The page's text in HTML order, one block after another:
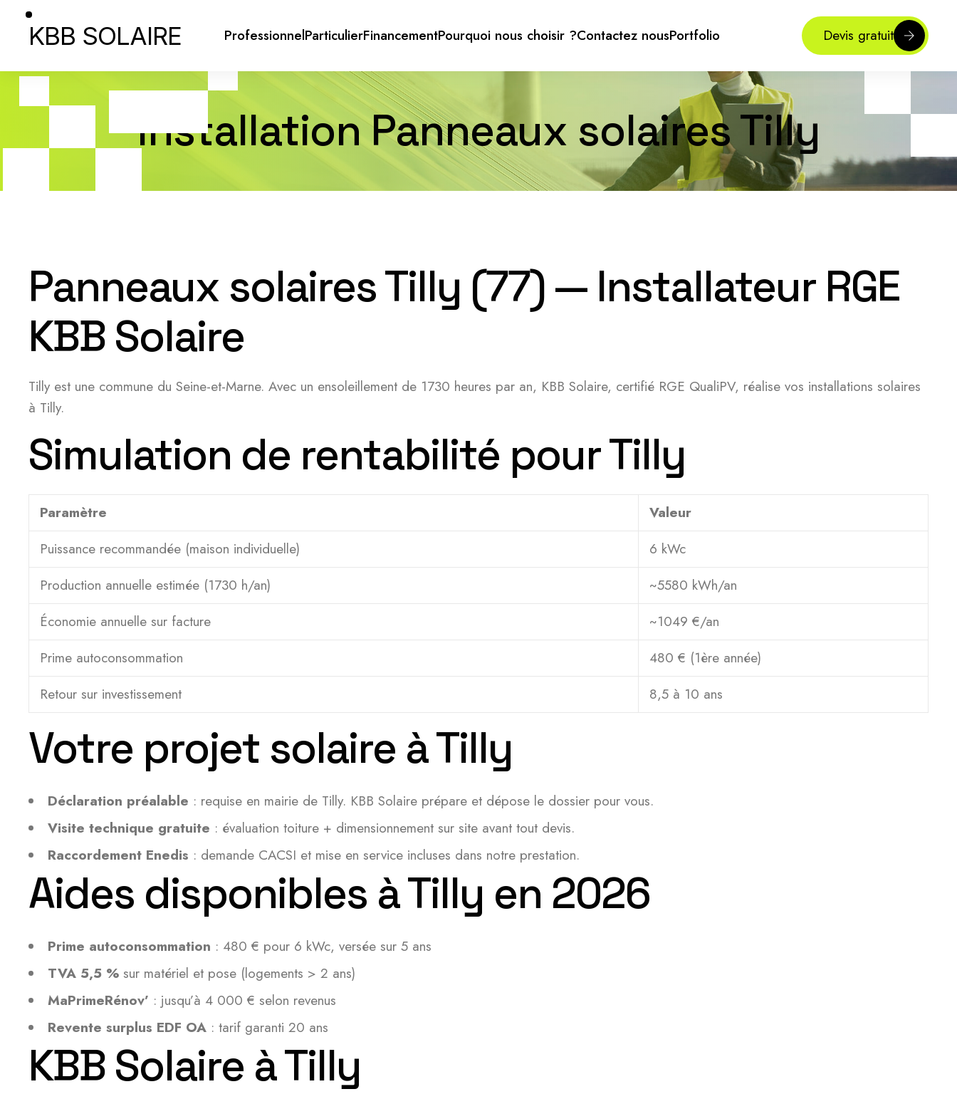
KBB SOLAIRE ProfessionnelParticulierFinancementPourquoi nous choisir ?Contactez nousPortfolio Devis gratuit
Installation Panneaux solaires Tilly
Panneaux solaires Tilly (77) — Installateur RGE
KBB Solaire
Tilly est une commune du Seine-et-Marne. Avec un ensoleillement de 1730 heures par an, KBB Solaire, certifié RGE QualiPV, réalise vos installations solaires
à Tilly.
Simulation de rentabilité pour Tilly
Paramètre
Valeur
Puissance recommandée (maison individuelle)
6 kWc
Production annuelle estimée (1730 h/an)
~5580 kWh/an
Économie annuelle sur facture
~1049 €/an
Prime autoconsommation
480 € (1ère année)
Retour sur investissement
8,5 à 10 ans
Votre projet solaire à Tilly
Déclaration préalable : requise en mairie de Tilly. KBB Solaire prépare et dépose le dossier pour vous.
Visite technique gratuite : évaluation toiture + dimensionnement sur site avant tout devis.
Raccordement Enedis : demande CACSI et mise en service incluses dans notre prestation.
Aides disponibles à Tilly en 2026
Prime autoconsommation : 480 € pour 6 kWc, versée sur 5 ans
TVA 5,5 % sur matériel et pose (logements > 2 ans)
MaPrimeRénov’ : jusqu’à 4 000 € selon revenus
Revente surplus EDF OA : tarif garanti 20 ans
KBB Solaire à Tilly